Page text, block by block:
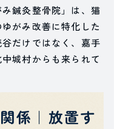
鍼灸整骨院」は、猫
がみ改善に特化した
だけではなく、嘉手
城村からも来られて
係｜放置す